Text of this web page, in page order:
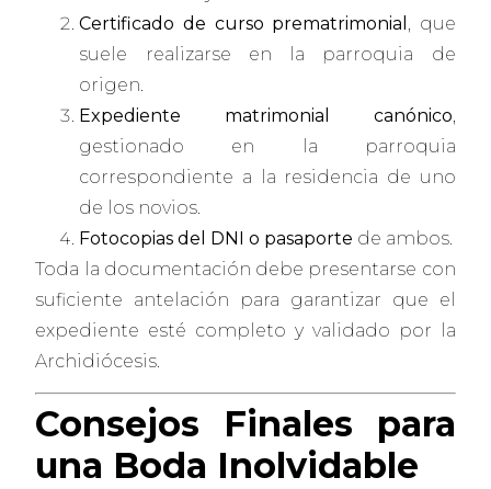
Certificado de curso prematrimonial , que
suele realizarse en la parroquia de
origen.
Expediente matrimonial canónico,
gestionado en la parroquia
correspondiente a la residencia de uno
de los novios.
Fotocopias del DNI o pasaporte de ambos.
Toda la documentación debe presentarse con
suficiente antelación para garantizar que el
expediente esté completo y validado por la
Archidiócesis.
Consejos Finales para
una Boda Inolvidable